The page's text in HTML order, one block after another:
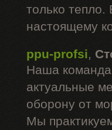
только
настоящему
ppu-profsi,
Наша команда
актуальные
оборону от
Мы